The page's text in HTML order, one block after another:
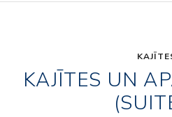
KAJĪTES UN